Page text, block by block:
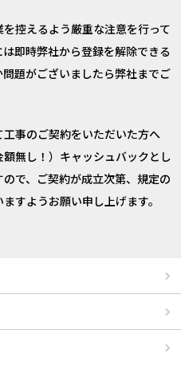
控えるよう厳重な注意を行って
即時弊社から登録を解除できる
題がございましたら弊社までご
事のご契約をいただいた方へ
無し！）キャッシュバックとし
で、ご契約が成立次第、規定の
すようお願い申し上げます。